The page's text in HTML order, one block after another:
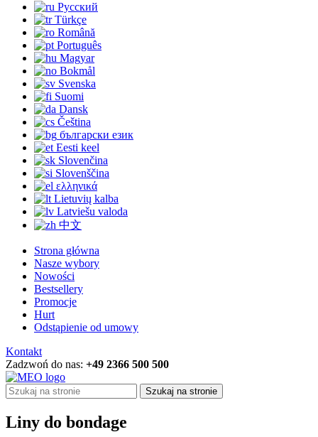
Русский
Türkçe
Română
Português
Magyar
Bokmål
Svenska
Suomi
Dansk
Čeština
български език
Eesti keel
Slovenčina
Slovenščina
ελληνικά
Lietuvių kalba
Latviešu valoda
中文
Strona główna
Nasze wybory
Nowości
Bestsellery
Promocje
Hurt
Odstąpienie od umowy
Kontakt
Zadzwoń do nas: +49 2366 500 500
Szukaj na stronie
Liny do bondage